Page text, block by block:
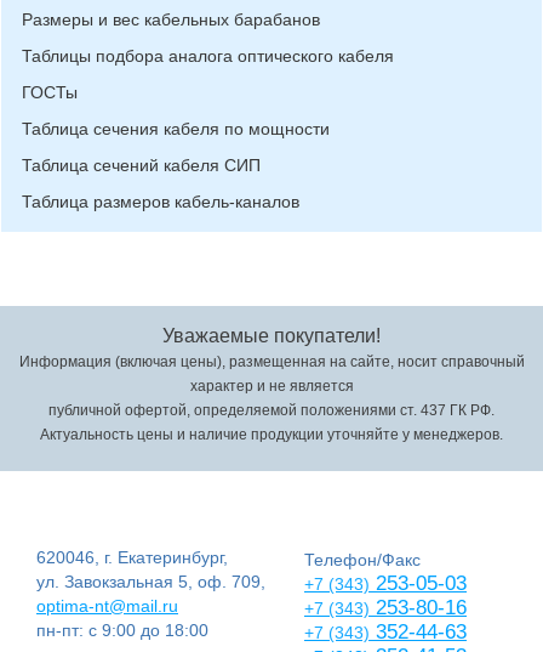
Размеры и вес кабельных барабанов
Таблицы подбора аналога оптического кабеля
ГОСТы
Таблица сечения кабеля по мощности
Таблица сечений кабеля СИП
Таблица размеров кабель-каналов
Уважаемые покупатели!
Информация (включая цены), размещенная на сайте, носит справочный
характер и не является
публичной офертой, определяемой положениями ст. 437 ГК РФ.
Актуальность цены и наличие продукции уточняйте у менеджеров.
620046, г. Екатеринбург,
ул. Завокзальная 5, оф. 709,
optima-nt@mail.ru
пн-пт: с 9:00 до 18:00
Телефон/Факс
+7 (343) 253-05-03
+7 (343) 253-80-16
+7 (343) 352-44-63